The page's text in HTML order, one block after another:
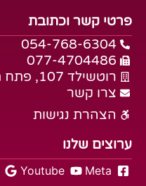
ערוצים שלנו
Meta
Youtube
פרטי קשר וכתובת
054-768-6304
077-4704486
רוטשילד 107, פתח תקווה
צרו קשר
הצהרת נגישות